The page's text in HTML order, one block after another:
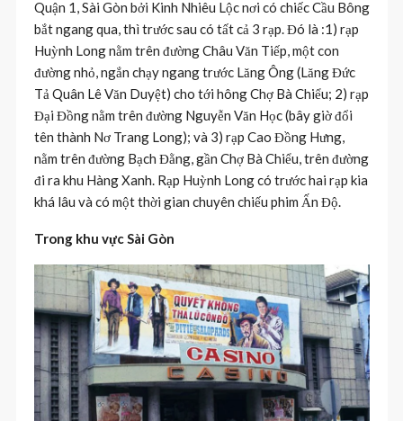
Quận 1, Sài Gòn bởi Kinh Nhiêu Lộc nơi có chiếc Cầu Bông
bắt ngang qua, thì trước sau có tất cả 3 rạp. Đó là :1) rạp
Huỳnh Long nằm trên đường Châu Văn Tiếp, một con
đường nhỏ, ngắn chạy ngang trước Lăng Ông (Lăng Đức
Tả Quân Lê Văn Duyệt) cho tới hông Chợ Bà Chiểu; 2) rạp
Đại Đồng nằm trên đường Nguyễn Văn Học (bây giờ đổi
tên thành Nơ Trang Long); và 3) rạp Cao Đồng Hưng,
nằm trên đường Bạch Đằng, gần Chợ Bà Chiểu, trên đường
đi ra khu Hàng Xanh. Rạp Huỳnh Long có trước hai rạp kia
khá lâu và có một thời gian chuyên chiếu phim Ấn Độ.
Trong khu vực Sài Gòn